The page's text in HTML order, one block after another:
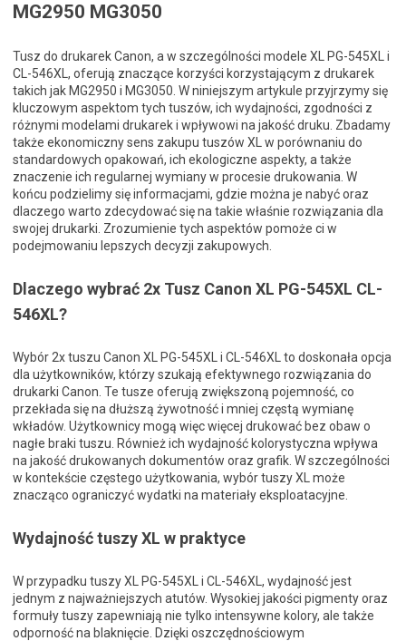
MG2950 MG3050
Tusz do drukarek Canon, a w szczególności modele XL PG-545XL i
CL-546XL, oferują znaczące korzyści korzystającym z drukarek
takich jak MG2950 i MG3050. W niniejszym artykule przyjrzymy się
kluczowym aspektom tych tuszów, ich wydajności, zgodności z
różnymi modelami drukarek i wpływowi na jakość druku. Zbadamy
także ekonomiczny sens zakupu tuszów XL w porównaniu do
standardowych opakowań, ich ekologiczne aspekty, a także
znaczenie ich regularnej wymiany w procesie drukowania. W
końcu podzielimy się informacjami, gdzie można je nabyć oraz
dlaczego warto zdecydować się na takie właśnie rozwiązania dla
swojej drukarki. Zrozumienie tych aspektów pomoże ci w
podejmowaniu lepszych decyzji zakupowych.
Dlaczego wybrać 2x Tusz Canon XL PG-545XL CL-
546XL?
Wybór 2x tuszu Canon XL PG-545XL i CL-546XL to doskonała opcja
dla użytkowników, którzy szukają efektywnego rozwiązania do
drukarki Canon. Te tusze oferują zwiększoną pojemność, co
przekłada się na dłuższą żywotność i mniej częstą wymianę
wkładów. Użytkownicy mogą więc więcej drukować bez obaw o
nagłe braki tuszu. Również ich wydajność kolorystyczna wpływa
na jakość drukowanych dokumentów oraz grafik. W szczególności
w kontekście częstego użytkowania, wybór tuszy XL może
znacząco ograniczyć wydatki na materiały eksploatacyjne.
Wydajność tuszy XL w praktyce
W przypadku tuszy XL PG-545XL i CL-546XL, wydajność jest
jednym z najważniejszych atutów. Wysokiej jakości pigmenty oraz
formuły tuszy zapewniają nie tylko intensywne kolory, ale także
odporność na blaknięcie. Dzięki oszczędnościowym